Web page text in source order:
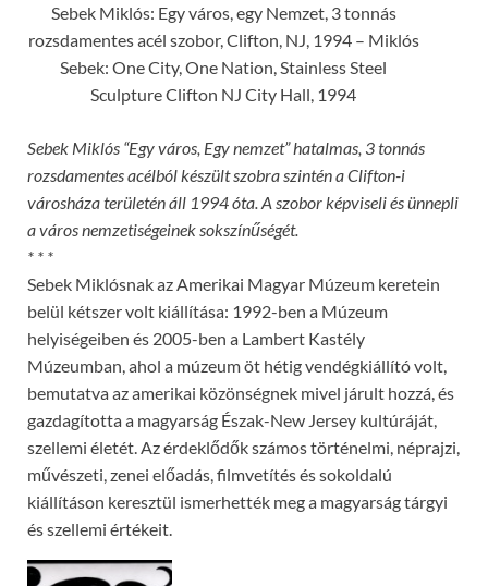
Sebek Miklós: Egy város, egy Nemzet, 3 tonnás
rozsdamentes acél szobor, Clifton, NJ, 1994 – Miklós
Sebek: One City, One Nation, Stainless Steel
Sculpture Clifton NJ City Hall, 1994
Sebek Miklós “Egy város, Egy nemzet” hatalmas, 3 tonnás
rozsdamentes acélból készült szobra szintén a Clifton-i
városháza területén áll 1994 óta. A szobor képviseli és ünnepli
a város nemzetiségeinek sokszínűségét.
* * *
Sebek Miklósnak az Amerikai Magyar Múzeum keretein
belül kétszer volt kiállítása: 1992-ben a Múzeum
helyiségeiben és 2005-ben a Lambert Kastély
Múzeumban, ahol a múzeum öt hétig vendégkiállító volt,
bemutatva az amerikai közönségnek mivel járult hozzá, és
gazdagította a magyarság Észak-New Jersey kultúráját,
szellemi életét. Az érdeklődők számos történelmi, néprajzi,
művészeti, zenei előadás, filmvetítés és sokoldalú
kiállításon keresztül ismerhették meg a magyarság tárgyi
és szellemi értékeit.